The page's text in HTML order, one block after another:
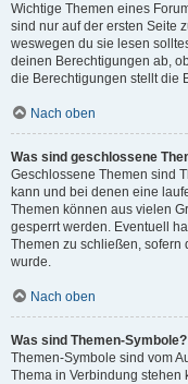
Wichtige Themen eines
sind nur auf der ersten Seite
weswegen du sie lesen
deinen Berechtigungen ab,
die Berechtigungen stellt die
Nach oben
Was sind geschlossene
Geschlossene Themen sind
kann und bei denen eine
Themen können aus vielen
gesperrt werden. Eventuell
Themen zu schließen,
wurde.
Nach oben
Was sind Themen-Symbole?
Themen-Symbole sind vom
Thema in Verbindung stehen